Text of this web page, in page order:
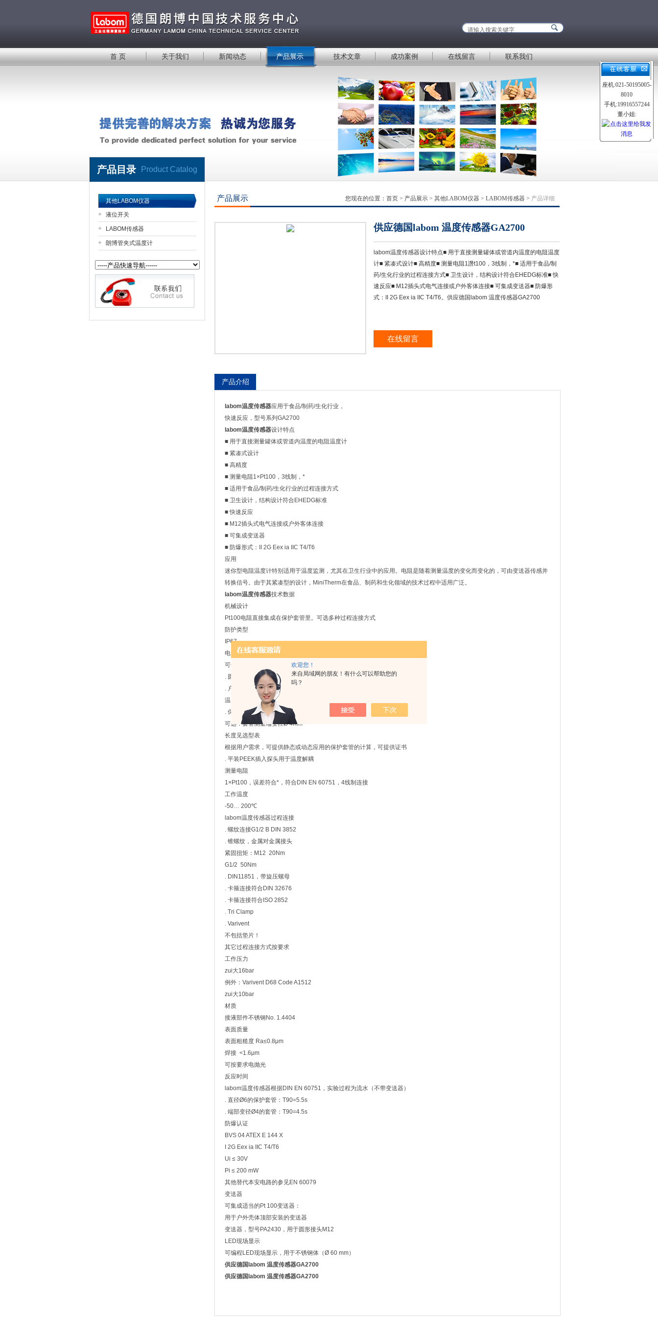
欢迎您！
来自局域网的朋友！有什么可以帮助您的
吗？
公司名称
首 页 关于我们 新闻动态 产品展示 技术文章 成功案例 在线留言 联系我们
产品目录 Product Catalog
其他LABOM仪器
液位开关
LABOM传感器
朗博管夹式温度计
产品展示 您现在的位置： 首页 > 产品展示 > 其他LABOM仪器 > LABOM传感器 > 产品详细
供应德国labom 温度传感器GA2700
labom温度传感器设计特点■ 用于直接测量罐体或管道内温度的电阻温度
计■ 紧凑式设计■ 高精度■ 测量电阻1譖t100，3线制，*■ 适用于食品/制
药/生化行业的过程连接方式■ 卫生设计，结构设计符合EHEDG标准■ 快
速反应■ M12插头式电气连接或户外客体连接■ 可集成变送器■ 防爆形
式：II 2G Eex ia IIC T4/T6。供应德国labom 温度传感器GA2700
在线留言
产品介绍
labom温度传感器应用于食品/制药/生化行业，
快速反应，型号系列GA2700
labom温度传感器设计特点
■ 用于直接测量罐体或管道内温度的电阻温度计
■ 紧凑式设计
■ 高精度
■ 测量电阻1×Pt100，3线制，*
■ 适用于食品/制药/生化行业的过程连接方式
■ 卫生设计，结构设计符合EHEDG标准
■ 快速反应
■ M12插头式电气连接或户外客体连接
■ 可集成变送器
■ 防爆形式：II 2G Eex ia IIC T4/T6
应用
迷你型电阻温度计特别适用于温度监测，尤其在卫生行业中的应用。电阻是随着测量温度的变化而变化的，可由变送器传感并
转换信号。由于其紧凑型的设计，MiniTherm在食品、制药和生化领域的技术过程中适用广泛。
labom温度传感器技术数据
机械设计
Pt100电阻直接集成在保护套管里。可选多种过程连接方式
防护类型
IP67
电气连接
可供选择
. 圆形接头M12带螺纹连接，防护等级IP67符合DIN EN 60529
. 户外壳体，带螺纹的盖子，不锈钢材料.4305，IP67
温度探测元件
. 保护套管Ø 6 mm
可选：套管测量端变径Ø 4mm
长度见选型表
根据用户需求，可提供静态或动态应用的保护套管的计算，可提供证书
. 平装PEEK插入探头用于温度解耦
测量电阻
1×Pt100，误差符合*，符合DIN EN 60751，4线制连接
工作温度
-50… 200℃
labom温度传感器过程连接
. 螺纹连接G1/2 B DIN 3852
. 锥螺纹，金属对金属接头
紧固扭矩：M12 20Nm
G1/2 50Nm
. DIN11851，带旋压螺母
. 卡箍连接符合DIN 32676
. 卡箍连接符合ISO 2852
. Tri Clamp
. Varivent
不包括垫片！
其它过程连接方式按要求
工作压力
zui大16bar
例外：Varivent D68 Code A1512
zui大10bar
材质
接液部件不锈钢No. 1.4404
表面质量
表面粗糙度 Ra≤0.8μm
焊接 <1.6μm
可按要求电抛光
反应时间
labom温度传感器根据DIN EN 60751，实验过程为流水（不带变送器）
. 直径Ø6的保护套管：T90=5.5s
. 端部变径Ø4的套管：T90=4.5s
防爆认证
BVS 04 ATEX E 144 X
I 2G Eex ia IIC T4/T6
Ui ≤ 30V
Pi ≤ 200 mW
其他替代本安电路的参见EN 60079
变送器
可集成适当的Pt 100变送器：
用于户外壳体顶部安装的变送器
变送器，型号PA2430，用于圆形接头M12
LED现场显示
可编程LED现场显示，用于不锈钢体（Ø 60 mm）
供应德国labom 温度传感器GA2700
供应德国labom 温度传感器GA2700
座机:021-50195005-
8010
手机:19916557244
董小姐: